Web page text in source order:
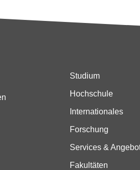
Studium
Hochschule
Internationales
Forschung
Services &
Fakultäten